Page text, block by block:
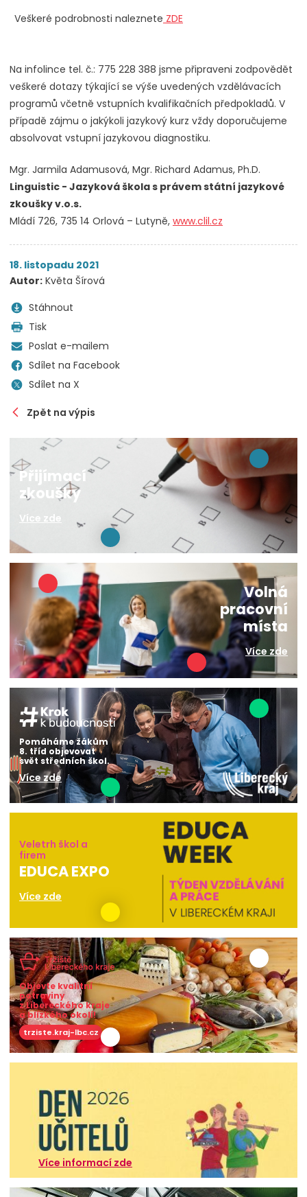
Veškeré podrobnosti naleznete ZDE
Na infolince tel. č.: 775 228 388 jsme připraveni zodpovědět
veškeré dotazy týkající se výše uvedených vzdělávacích
programů včetně vstupních kvalifikačních předpokladů. V
případě zájmu o jakýkoli jazykový kurz vždy doporučujeme
absolvovat vstupní jazykovou diagnostiku.
Mgr. Jarmila Adamusová, Mgr. Richard Adamus, Ph.D.
Linguistic - Jazyková škola s právem státní jazykové
zkoušky v.o.s.
Mládí 726, 735 14 Orlová – Lutyně, www.clil.cz
18. listopadu 2021
Autor: Květa Šírová
Stáhnout
Tisk
Poslat e-mailem
Sdílet na Facebook
Sdílet na X
Zpět na výpis
Přijímací
zkoušky
Více zde
Volná
pracovní
místa
Více zde
Pomáháme žákům
8. tříd objevovat
svět středních škol.
Více zde
Veletrh škol a
firem
EDUCA EXPO
Více zde
Objevte kvalitní
potraviny
z Libereckého kraje
a blízkého okolí!
trziste.kraj-lbc.cz
Více informací zde